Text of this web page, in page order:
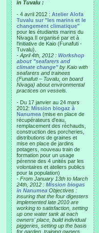
in Tuvalu :
- 4 avril 2012 : Atelier Alofa
Tuvalu sur "les marins et le
changement climatique"
pour les étudiants marins du
Nivaga II organisé par et à
l'initiative de Kaio (Funafuti -
Tuvalu).
- April 4th, 2012 : Workshop
about "seafarers and
climate change"by Kaio with
seafarers and trainees
(Funafuti – Tuvalu, on board
Nivaga) about environmental
practices on vessels.
- Du 17 janvier au 24 mars
2012: Mission biogaz à
Nanumea (mise en place de
récupérateurs d'eau,
remplacement des réchauds,
construction des porcheries,
distributions de graines et
mise en place de jardins
potagers, nouveau train de
formation pour un usage
pérenne des 4 unités par les
volontaires et ateliers publics
pour la population)
- From January 13th to March
24th, 2012 : Mission biogas
in Nanumea Objectives :
insuring that the four digesters
implemented late 2010 are
working to satisfaction, setting
up one water tank at each
owners' place, build individual
piggeries, setting up the basis
for garden, training owners